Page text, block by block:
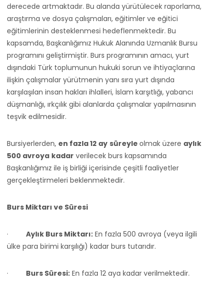
derecede artmaktadır. Bu alanda yürütülecek raporlama,
araştırma ve dosya çalışmaları, eğitimler ve eğitici
eğitimlerinin desteklenmesi hedeflenmektedir. Bu
kapsamda, Başkanlığımız Hukuk Alanında Uzmanlık Bursu
programını geliştirmiştir. Burs programının amacı, yurt
dışındaki Türk toplumunun hukuki sorun ve ihtiyaçlarına
ilişkin çalışmalar yürütmenin yanı sıra yurt dışında
karşılaşılan insan hakları ihlalleri, İslam karşıtlığı, yabancı
düşmanlığı, ırkçılık gibi alanlarda çalışmalar yapılmasının
teşvik edilmesidir.
Bursiyerlerden, en fazla 12 ay süreyle olmak üzere aylık
500 avroya kadar verilecek burs kapsamında
Başkanlığımız ile iş birliği içerisinde çeşitli faaliyetler
gerçekleştirmeleri beklenmektedir.
Burs Miktarı ve Süresi
· Aylık Burs Miktarı: En fazla 500 avroya (veya ilgili
ülke para birimi karşılığı) kadar burs tutarıdır.
· Burs Süresi: En fazla 12 aya kadar verilmektedir.